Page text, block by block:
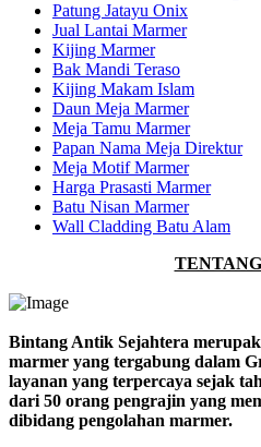
Patung Jatayu Onix
Jual Lantai Marmer
Kijing Marmer
Bak Mandi Teraso
Kijing Makam Islam
Daun Meja Marmer
Meja Tamu Marmer
Papan Nama Meja Direktur
Meja Motif Marmer
Harga Prasasti Marmer
Batu Nisan Marmer
Wall Cladding Batu Alam
Bintang Antik Sejahtera
marmer yang tergabung dalam
layanan yang terpercaya sejak
dari 50 orang pengrajin yang
dibidang pengolahan marmer.